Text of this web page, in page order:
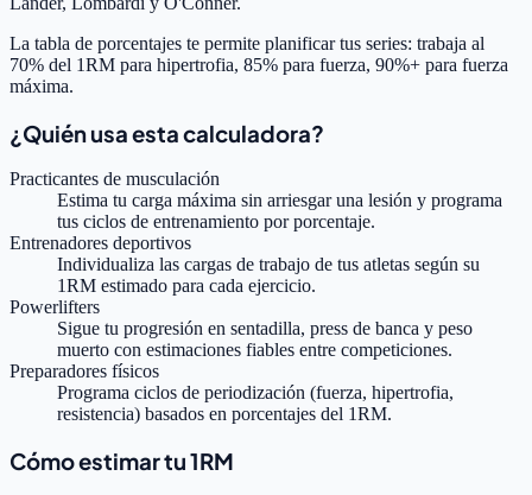
La tabla de porcentajes te permite planificar tus series: trabaja al
70% del 1RM para hipertrofia, 85% para fuerza, 90%+ para fuerza
máxima.
¿Quién usa esta calculadora?
Practicantes de musculación
Estima tu carga máxima sin arriesgar una lesión y programa
tus ciclos de entrenamiento por porcentaje.
Entrenadores deportivos
Individualiza las cargas de trabajo de tus atletas según su
1RM estimado para cada ejercicio.
Powerlifters
Sigue tu progresión en sentadilla, press de banca y peso
muerto con estimaciones fiables entre competiciones.
Preparadores físicos
Programa ciclos de periodización (fuerza, hipertrofia,
resistencia) basados en porcentajes del 1RM.
Cómo estimar tu 1RM